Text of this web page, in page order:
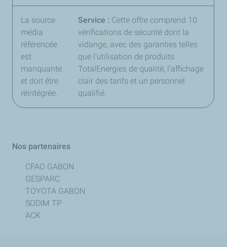
La source
média
référencée
est
manquante
et doit être
réintégrée.
Service : Cette offre comprend 10
vérifications de sécurité dont la
vidange, avec des garanties telles
que l'utilisation de produits
TotalEnergies de qualité, l'affichage
clair des tarifs et un personnel
qualifié.
Nos partenaires
CFAO GABON
GESPARC
TOYOTA GABON
SODIM TP
ACK